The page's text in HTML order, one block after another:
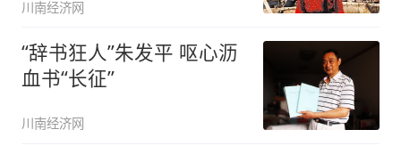
川南经济网
“辞书狂人”朱发平 呕心沥
血书“长征”
川南经济网